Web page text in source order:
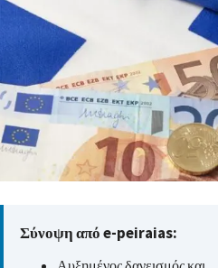
Σύνοψη από e-peiraias: